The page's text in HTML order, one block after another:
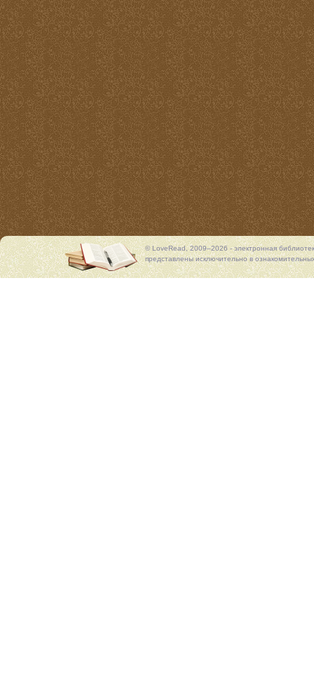
© LoveRead, 2009–2026 - электронная
представлены исключительно в